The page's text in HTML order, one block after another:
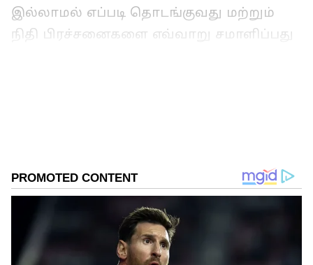
இல்லாமல் எப்படி தொடங்குவது மற்றும்
நிதி பிரச்சனைகளை எவ்வாறு சமாளிப்பது
தயாரித்தல் பயிற்சி, வீட்டு உபயோக
பொருட்கள் பயிற்சி, யூடியூப் சேனல்
தொடங்க பயிற்சி பல்வேறு சிறப்பு
பயிற்சிகள் வழங்கப்படுகிறது. அந்த